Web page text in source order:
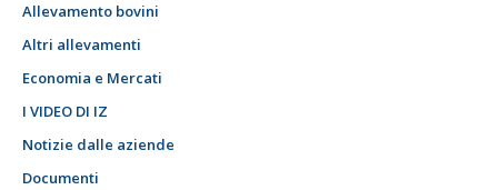
Allevamento bovini
Altri allevamenti
Economia e Mercati
I VIDEO DI IZ
Notizie dalle aziende
Documenti